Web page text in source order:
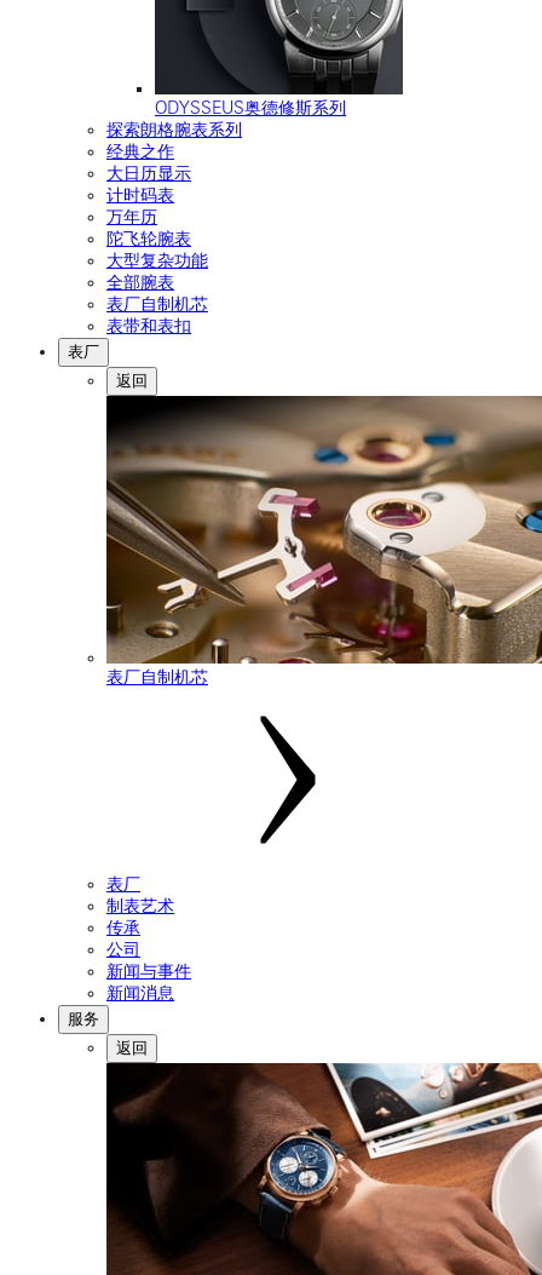
ODYSSEUS奥德修斯系列
探索朗格腕表系列
经典之作
大日历显示
计时码表
万年历
陀飞轮腕表
大型复杂功能
全部腕表
表厂自制机芯
表带和表扣
表厂
返回
表厂自制机芯
表厂
制表艺术
传承
公司
新闻与事件
新闻消息
服务
返回